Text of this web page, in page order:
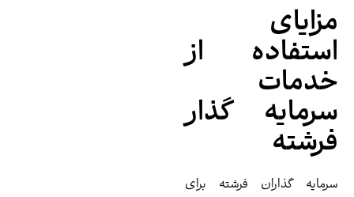
از
گذار
‌گذاران فرشته برای